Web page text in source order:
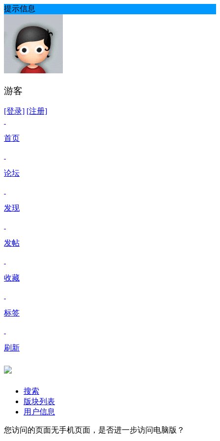
提示信息
游客
[登录] [注册]
首页
论坛
发现
发帖
收藏
标签
刷新
搜索
版块列表
用户信息
您访问的页面无手机页面，是否进一步访问电脑版？